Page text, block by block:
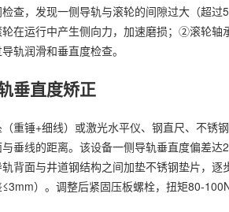
查，发现一侧导轨与滚轮的间隙过大（超
在运行中产生侧向力，加速磨损；②滚轮
轨润滑和垂直度检查。
垂直度矫正
重锤+细线）或激光水平仪、钢直尺、不锈
垂线的距离。该设备一侧导轨垂直度偏差
背面与井道钢结构之间加垫不锈钢垫片，
≤3mm）。调整后紧固压板螺栓，扭矩80-